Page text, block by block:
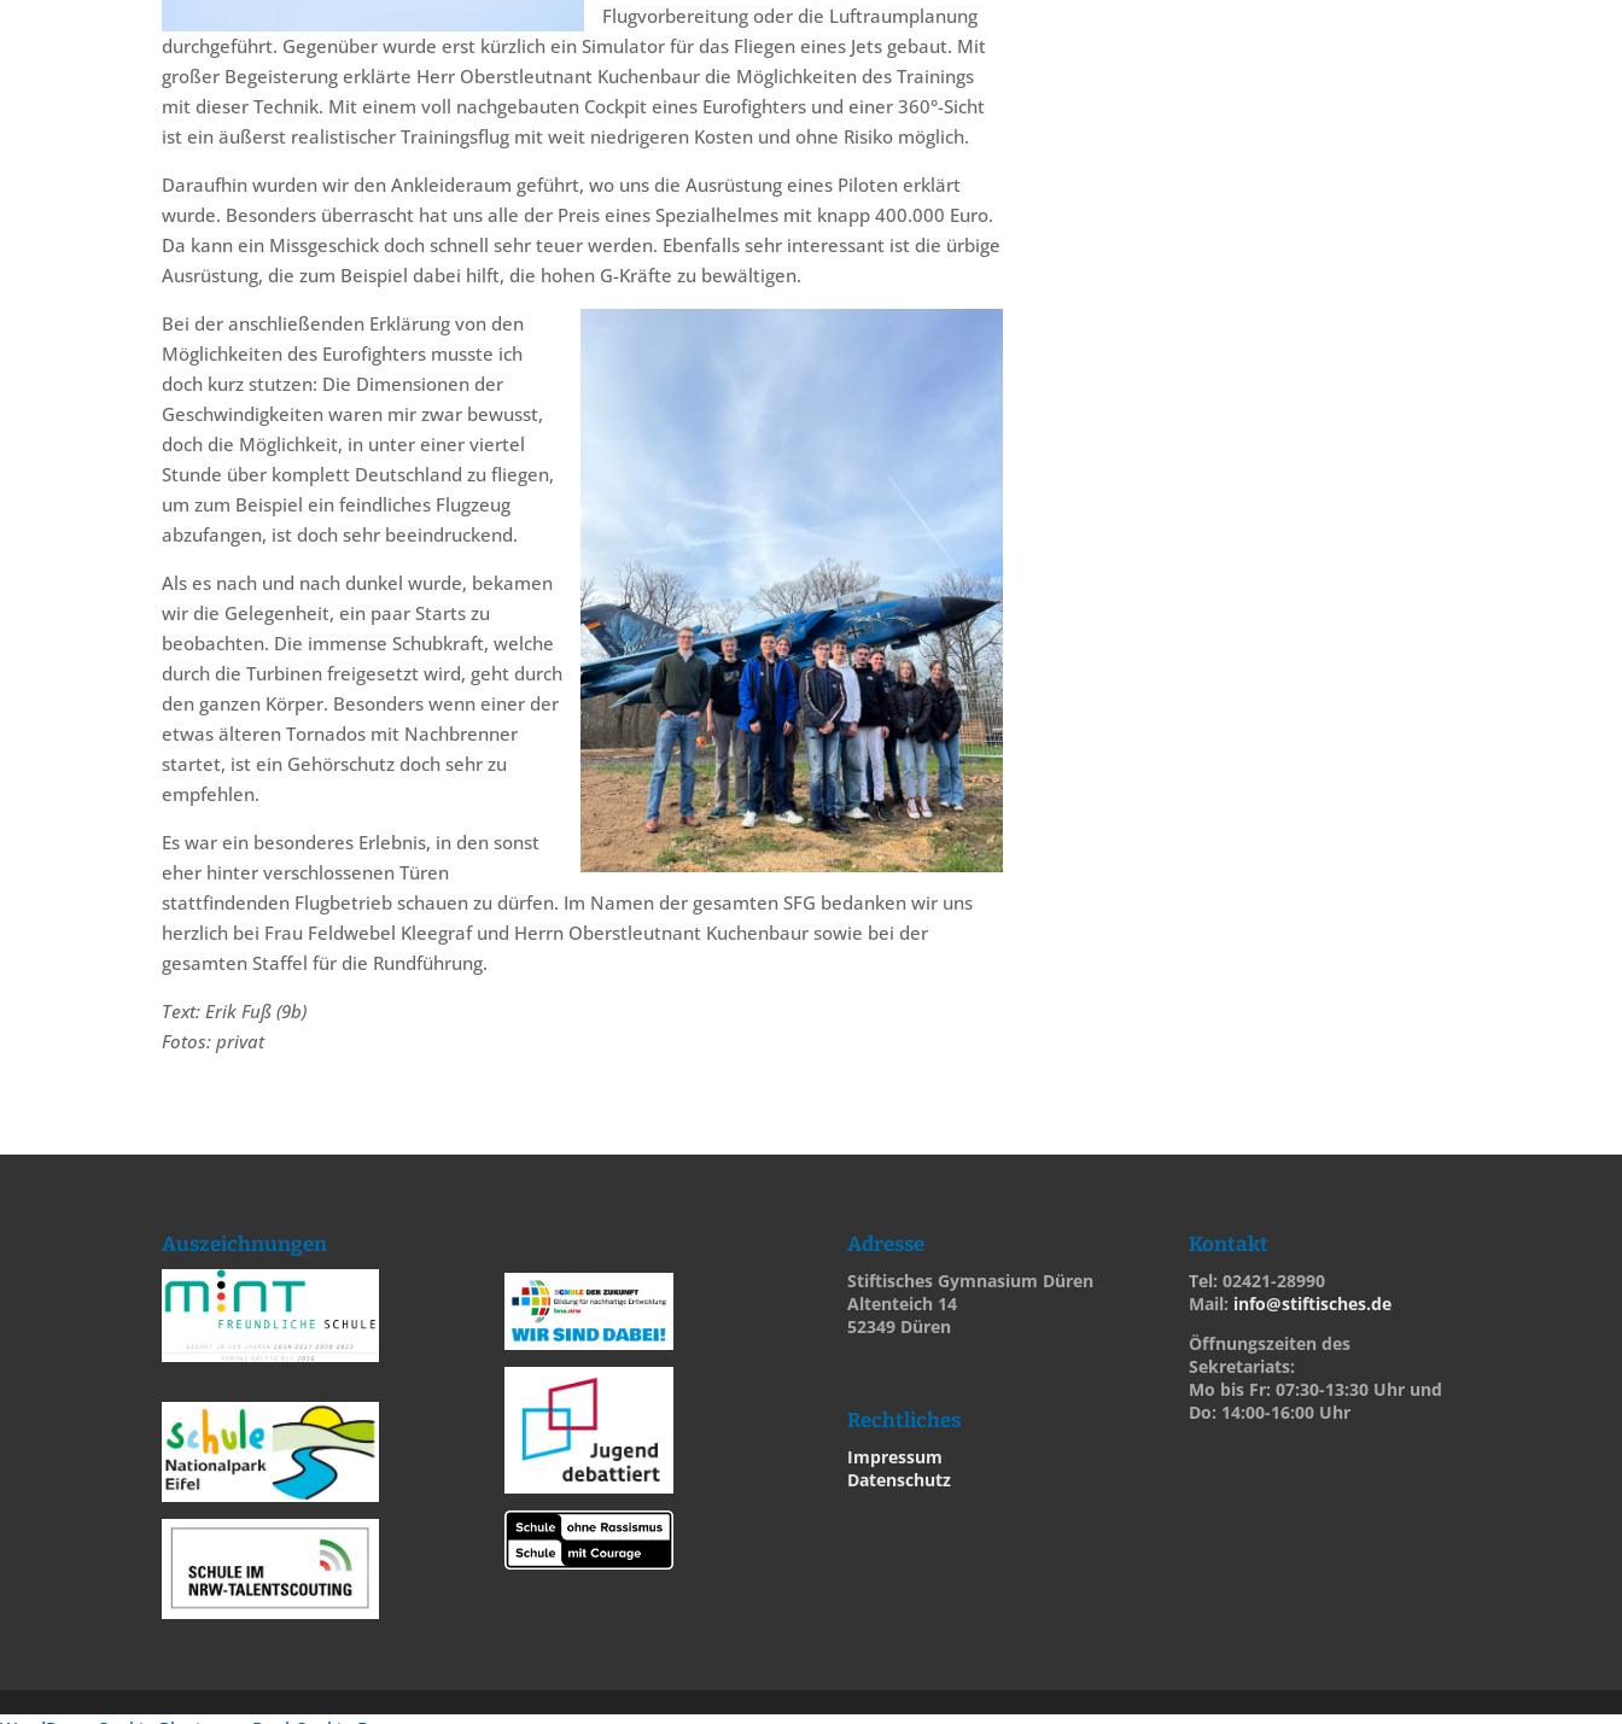
Flugvorbereitung oder die Luftraumplanung
durchgeführt. Gegenüber wurde erst kürzlich ein Simulator für das Fliegen eines Jets gebaut. Mit
großer Begeisterung erklärte Herr Oberstleutnant Kuchenbaur die Möglichkeiten des Trainings
mit dieser Technik. Mit einem voll nachgebauten Cockpit eines Eurofighters und einer 360°-Sicht
ist ein äußerst realistischer Trainingsflug mit weit niedrigeren Kosten und ohne Risiko möglich.
Daraufhin wurden wir den Ankleideraum geführt, wo uns die Ausrüstung eines Piloten erklärt
wurde. Besonders überrascht hat uns alle der Preis eines Spezialhelmes mit knapp 400.000 Euro.
Da kann ein Missgeschick doch schnell sehr teuer werden. Ebenfalls sehr interessant ist die ürbige
Ausrüstung, die zum Beispiel dabei hilft, die hohen G-Kräfte zu bewältigen.
Bei der anschließenden Erklärung von den
Möglichkeiten des Eurofighters musste ich
doch kurz stutzen: Die Dimensionen der
Geschwindigkeiten waren mir zwar bewusst,
doch die Möglichkeit, in unter einer viertel
Stunde über komplett Deutschland zu fliegen,
um zum Beispiel ein feindliches Flugzeug
abzufangen, ist doch sehr beeindruckend.
Als es nach und nach dunkel wurde, bekamen
wir die Gelegenheit, ein paar Starts zu
beobachten. Die immense Schubkraft, welche
durch die Turbinen freigesetzt wird, geht durch
den ganzen Körper. Besonders wenn einer der
etwas älteren Tornados mit Nachbrenner
startet, ist ein Gehörschutz doch sehr zu
empfehlen.
Es war ein besonderes Erlebnis, in den sonst
eher hinter verschlossenen Türen
stattfindenden Flugbetrieb schauen zu dürfen. Im Namen der gesamten SFG bedanken wir uns
herzlich bei Frau Feldwebel Kleegraf und Herrn Oberstleutnant Kuchenbaur sowie bei der
gesamten Staffel für die Rundführung.
Text: Erik Fuß (9b)
Fotos: privat
Auszeichnungen Adresse
Stiftisches Gymnasium Düren
Altenteich 14
52349 Düren
Rechtliches
Impressum
Datenschutz
Kontakt
Tel: 02421-28990
Mail: info@stiftisches.de
Öffnungszeiten des
Sekretariats:
Mo bis Fr: 07:30-13:30 Uhr und
Do: 14:00-16:00 Uhr